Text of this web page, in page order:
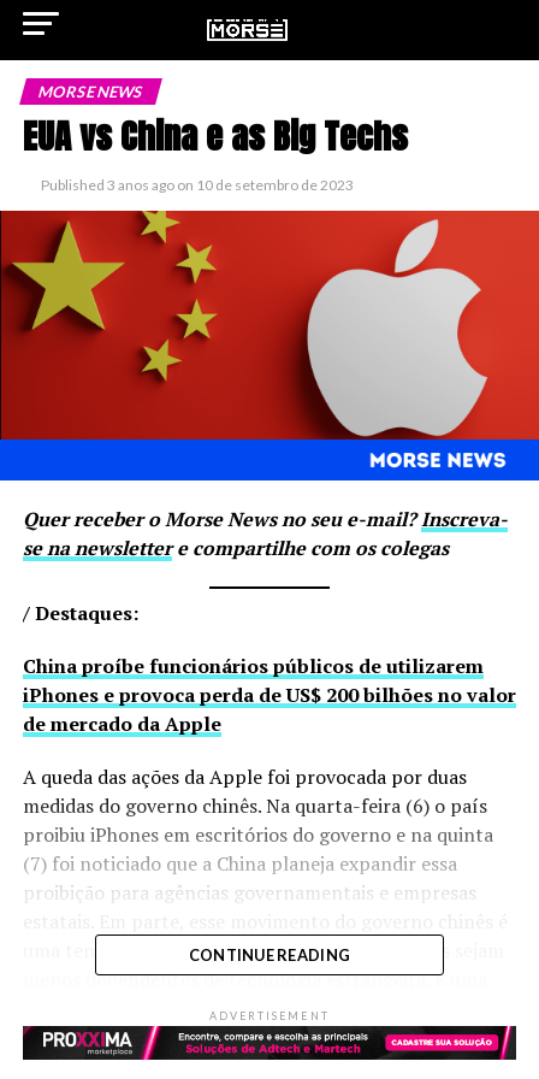
MORSE NEWS
EUA vs China e as Big Techs
Published 3 anos ago on 10 de setembro de 2023
Quer receber o Morse News no seu e-mail?Inscreva-
se na newslettere compartilhe com os colegas
/ Destaques:
China proíbe funcionários públicos de utilizarem
iPhones e provoca perda de US$ 200 bilhões no valor
de mercado da Apple
A queda das ações da Apple foi provocada por duas
medidas do governo chinês. Na quarta-feira (6) o país
proibiu iPhones em escritórios do governo e na quinta
(7) foi noticiado que a China planeja expandir essa
proibição para agências governamentais e empresas
uma tentativa de fazer com que setores sensíveis sejam
menos dependentes de tecnologia estrangeira. É uma
contrapartida à decisão de Junho, da União Europeia, de
limitar o envolvimento da chinesa Huawei no
desenvolvimento das redes 5G. Também pode ser uma
CONTINUE READING
ADVERTISEMENT